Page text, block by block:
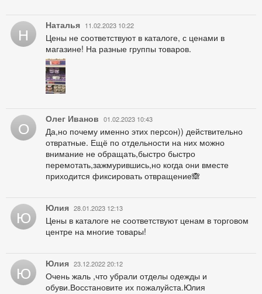
Н Наталья 11.02.2023 10:22
Цены не соответствуют в каталоге, с ценами в
магазине! На разные группы товаров.
О Олег Иванов 01.02.2023 10:43
Да,но почему именно этих персон)) действительно
отвратные. Ещё по отдельности на них можно
внимание не обращать,быстро быстро
перемотать,зажмурившись,но когда они вместе
приходится фиксировать отвращение🙈
Ю Юлия 28.01.2023 12:13
Цены в каталоге не соответствуют ценам в торговом
центре на многие товары!
Ю Юлия 23.12.2022 20:12
Очень жаль ,что убрали отделы одежды и
обуви.Восстановите их пожалуйста.Юлия